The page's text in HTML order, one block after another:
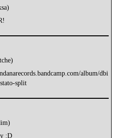
album/dbi
split
:D